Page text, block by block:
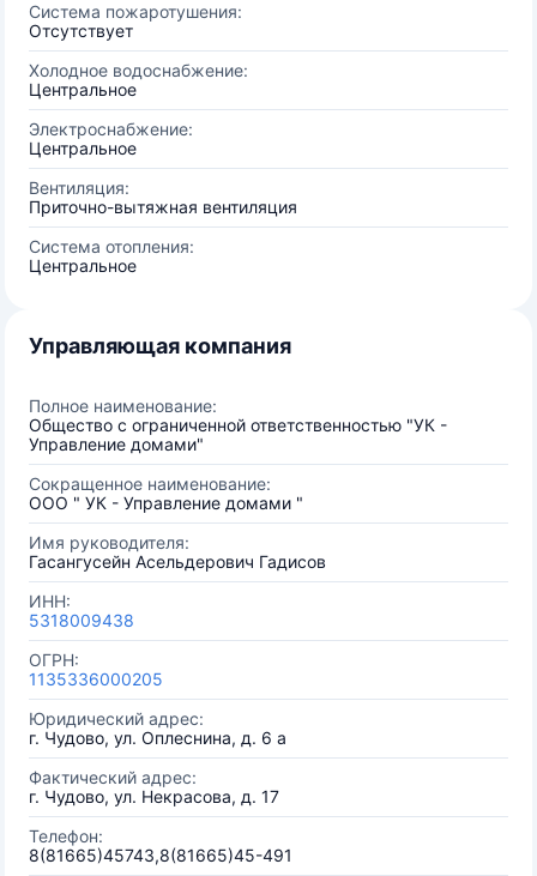
Система пожаротушения:
Отсутствует
Холодное водоснабжение:
Центральное
Электроснабжение:
Центральное
Вентиляция:
Приточно-вытяжная вентиляция
Система отопления:
Центральное
Управляющая компания
Полное наименование:
Общество с ограниченной ответственностью "УК -
Управление домами"
Сокращенное наименование:
OOO " УК - Управление домами "
Имя руководителя:
Гасангусейн Асельдерович Гадисов
ИНН:
5318009438
ОГРН:
1135336000205
Юридический адрес:
г. Чудово, ул. Оплеснина, д. 6 а
Фактический адрес:
г. Чудово, ул. Некрасова, д. 17
Телефон:
8(81665)45743,8(81665)45-491